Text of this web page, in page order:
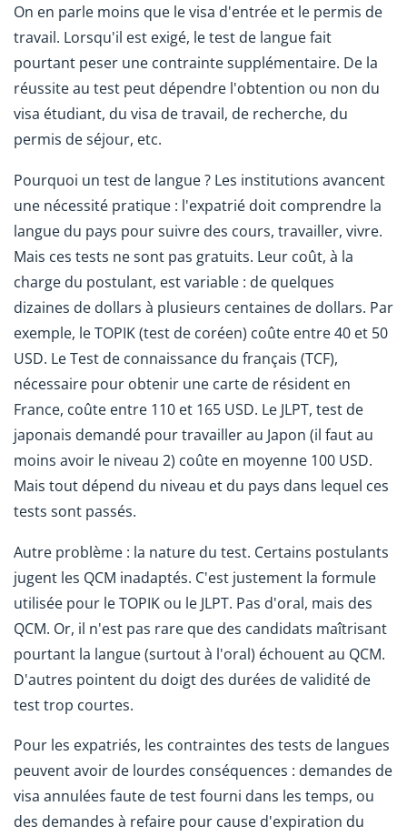
On en parle moins que le visa d'entrée et le permis de
travail. Lorsqu'il est exigé, le test de langue fait
pourtant peser une contrainte supplémentaire. De la
réussite au test peut dépendre l'obtention ou non du
visa étudiant, du visa de travail, de recherche, du
permis de séjour, etc.
Pourquoi un test de langue ? Les institutions avancent
une nécessité pratique : l'expatrié doit comprendre la
langue du pays pour suivre des cours, travailler, vivre.
Mais ces tests ne sont pas gratuits. Leur coût, à la
charge du postulant, est variable : de quelques
dizaines de dollars à plusieurs centaines de dollars. Par
exemple, le TOPIK (test de coréen) coûte entre 40 et 50
USD. Le Test de connaissance du français (TCF),
nécessaire pour obtenir une carte de résident en
France, coûte entre 110 et 165 USD. Le JLPT, test de
japonais demandé pour travailler au Japon (il faut au
moins avoir le niveau 2) coûte en moyenne 100 USD.
Mais tout dépend du niveau et du pays dans lequel ces
tests sont passés.
Autre problème : la nature du test. Certains postulants
jugent les QCM inadaptés. C'est justement la formule
utilisée pour le TOPIK ou le JLPT. Pas d'oral, mais des
QCM. Or, il n'est pas rare que des candidats maîtrisant
pourtant la langue (surtout à l'oral) échouent au QCM.
D'autres pointent du doigt des durées de validité de
test trop courtes.
Pour les expatriés, les contraintes des tests de langues
peuvent avoir de lourdes conséquences : demandes de
visa annulées faute de test fourni dans les temps, ou
des demandes à refaire pour cause d'expiration du